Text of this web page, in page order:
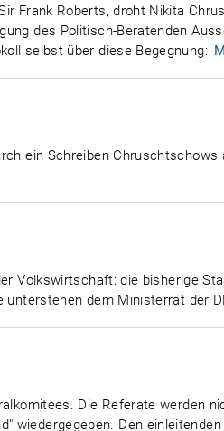
Frank Roberts, droht Nikita
des Politisch-Beratenden
selbst über diese Begegnung:
ein Schreiben
Volkswirtschaft: die bisherige
dem Ministerrat der
Die Referate werden
wiedergegeben. Den